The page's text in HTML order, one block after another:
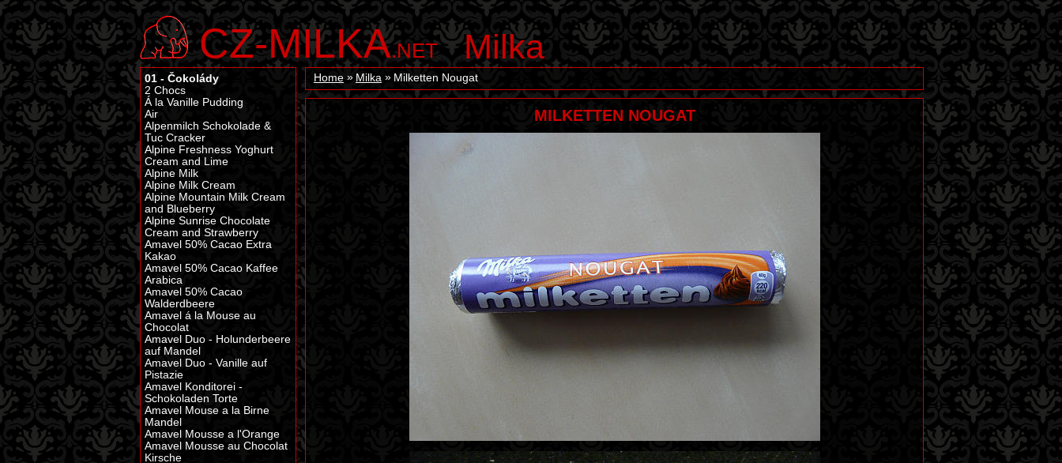
CZ-MILKA.NET Milka
Home Milka Milketten Nougat
MILKETTEN NOUGAT
01 - Čokolády
2 Chocs
Á la Vanille Pudding
Air
Alpenmilch Schokolade &
Tuc Cracker
Alpine Freshness Yoghurt
Cream and Lime
Alpine Milk
Alpine Milk Cream
Alpine Mountain Milk Cream
and Blueberry
Alpine Sunrise Chocolate
Cream and Strawberry
Amavel 50% Cacao Extra
Kakao
Amavel 50% Cacao Kaffee
Arabica
Amavel 50% Cacao
Walderdbeere
Amavel á la Mouse au
Chocolat
Amavel Duo - Holunderbeere
auf Mandel
Amavel Duo - Vanille auf
Pistazie
Amavel Konditorei -
Schokoladen Torte
Amavel Mouse a la Birne
Mandel
Amavel Mousse a l'Orange
Amavel Mousse au Chocolat
Kirsche